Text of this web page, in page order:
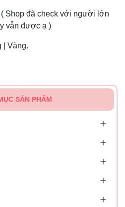
Shop đã check với người lớn
vẫn được ạ )
| Vàng.
SẢN PHẨM